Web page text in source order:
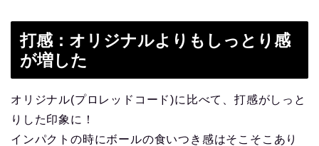
打感：オリジナルよりもしっとり感
が増した
オリジナル(プロレッドコード)に比べて、打感がしっと
りした印象に！
インパクトの時にボールの食いつき感はそこそこあり